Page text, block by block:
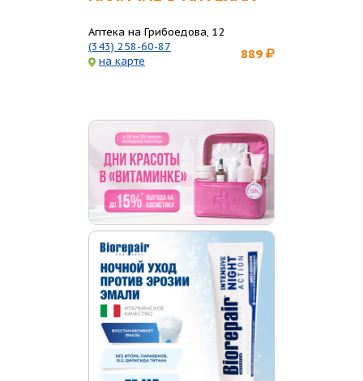
Аптека на Грибоедова, 12
(343) 258-60-87
на карте
889